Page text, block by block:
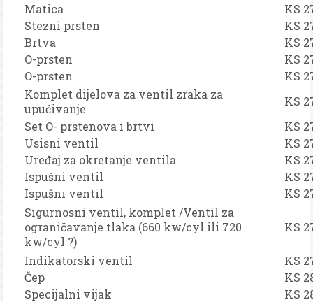
Matica
KS
Stezni prsten
KS
Brtva
KS
O-prsten
KS
O-prsten
KS
Komplet dijelova za ventil zraka za
upućivanje
KS
Set O- prstenova i brtvi
KS
Usisni ventil
KS
Uređaj za okretanje ventila
KS
Ispušni ventil
KS
Ispušni ventil
KS
Sigurnosni ventil, komplet /Ventil za
ograničavanje tlaka (660 kw/cyl ili 720
kw/cyl ?)
KS
Indikatorski ventil
KS
Čep
KS
Specijalni vijak
KS